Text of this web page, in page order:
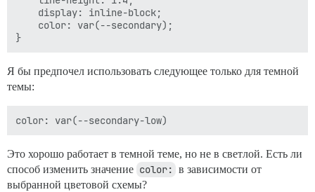
Я бы предпочел использовать следующее только для темной
темы:
Это хорошо работает в темной теме, но не в светлой. Есть ли
способ изменить значение color: в зависимости от
выбранной цветовой схемы?